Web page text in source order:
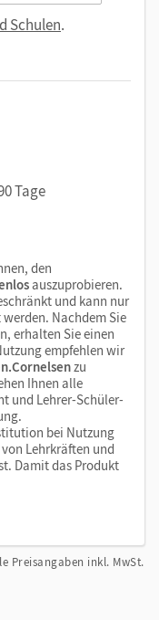
Schulen.
Tage
den
auszuprobieren.
und kann nur
Nachdem Sie
erhalten Sie einen
empfehlen wir
zu
Ihnen alle
und Lehrer-Schüler-
bei Nutzung
Lehrkräften und
Damit das Produkt
Preisangaben inkl. MwSt.